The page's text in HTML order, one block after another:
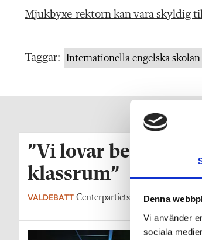
Denna
Vi använder
sociala
Mjukbyxe-rektorn kan vara skyldig
Taggar: Internationella engelska skolan
”Vi lovar behöriga
klassrum”
VALDEBATT Centerpartiets tioåriga plan: